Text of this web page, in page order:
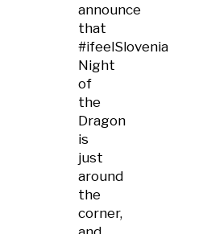
announce
that
#ifeelSlovenia
Night
of
the
Dragon
is
just
around
the
corner,